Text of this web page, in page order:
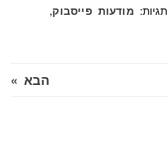
תגיות: מודעות פייסבוק,
הבא »